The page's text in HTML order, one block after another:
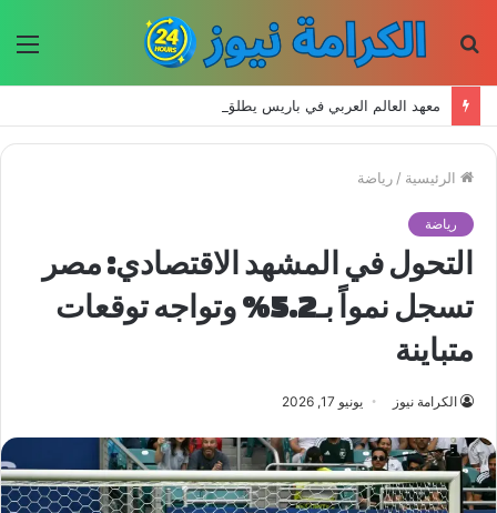
الرئيسية / رياضة
رياضة
التحول في المشهد الاقتصادي: مصر
تسجل نمواً بـ5.2% وتواجه توقعات
متباينة
الكرامة نيوز يونيو 17, 2026